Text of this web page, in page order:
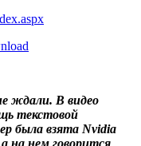
ждали. В видео
текстовой
была взята Nvidia